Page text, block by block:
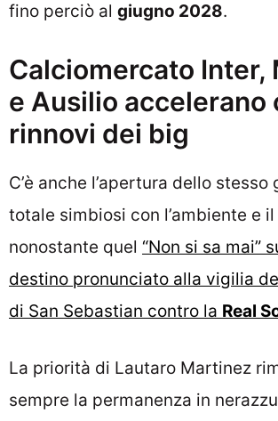
fino perciò al giugno 2028.
Calciomercato Inter,
e Ausilio accelerano
rinnovi dei big
C’è anche l’apertura dello stesso
totale simbiosi con l’ambiente e
nonostante quel “Non si sa mai”
destino pronunciato alla vigilia
di San Sebastian contro la Real
La priorità di Lautaro Martinez
sempre la permanenza in